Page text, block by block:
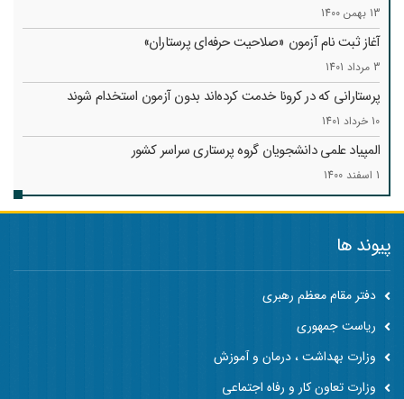
13 بهمن 1400
آغاز ثبت نام آزمون «صلاحیت حرفه‌ای پرستاران»
3 مرداد 1401
پرستارانی که در کرونا خدمت کرد‌ه‌اند بدون آزمون استخدام شوند
10 خرداد 1401
المپیاد علمی دانشجویان گروه پرستاری سراسر کشور
1 اسفند 1400
پیوند ها
دفتر مقام معظم رهبری
ریاست جمهوری
وزارت بهداشت ، درمان و آموزش
وزارت تعاون کار و رفاه اجتماعی